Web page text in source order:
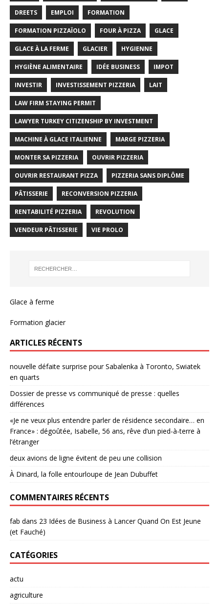
DREETS EMPLOI FORMATION
FORMATION PIZZAÏOLO FOUR À PIZZA GLACE
GLACE À LA FERME GLACIER HYGIENNE
HYGIÈNE ALIMENTAIRE IDÉE BUSINESS IMPOT
INVESTIR INVESTISSEMENT PIZZERIA LAIT
LAW FIRM STAYING PERMIT
LAWYER TURKEY CITIZENSHIP BY INVESTMENT
MACHINE À GLACE ITALIENNE MARGE PIZZERIA
MONTER SA PIZZERIA OUVRIR PIZZERIA
OUVRIR RESTAURANT PIZZA PIZZERIA SANS DIPLÔME
PÂTISSERIE RECONVERSION PIZZERIA
RENTABILITÉ PIZZERIA REVOLUTION
VENDEUR PÂTISSERIE VIE PROLO
Glace à ferme
Formation glacier
ARTICLES RÉCENTS
nouvelle défaite surprise pour Sabalenka à Toronto, Swiatek
en quarts
Dossier de presse vs communiqué de presse : quelles
différences
«Je ne veux plus entendre parler de résidence secondaire… en
France» : dégoûtée, Isabelle, 56 ans, rêve d’un pied-à-terre à
l’étranger
deux avions de ligne évitent de peu une collision
À Dinard, la folle entourloupe de Jean Dubuffet
COMMENTAIRES RÉCENTS
fab dans 23 Idées de Business à Lancer Quand On Est Jeune
(et Fauché)
CATÉGORIES
actu
agriculture